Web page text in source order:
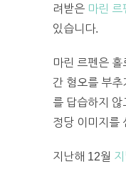
려받은 마린
있습니다.
마린 르펜은
간 혐오를 부
를 답습하지
정당 이미지를
지난해 12월